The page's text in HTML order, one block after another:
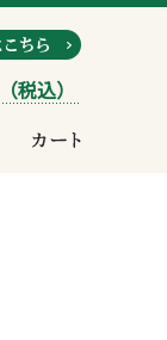
（税込）